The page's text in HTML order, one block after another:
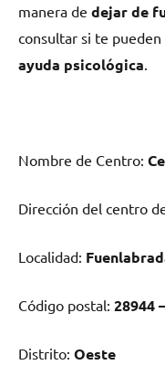
manera dе dejar dе
consultar ѕi te pueden
ayuda psicológica.
Nombre dе Centro:
Dirección del centro
Localidad:
Código postal: 28944
Distrito: Oeste